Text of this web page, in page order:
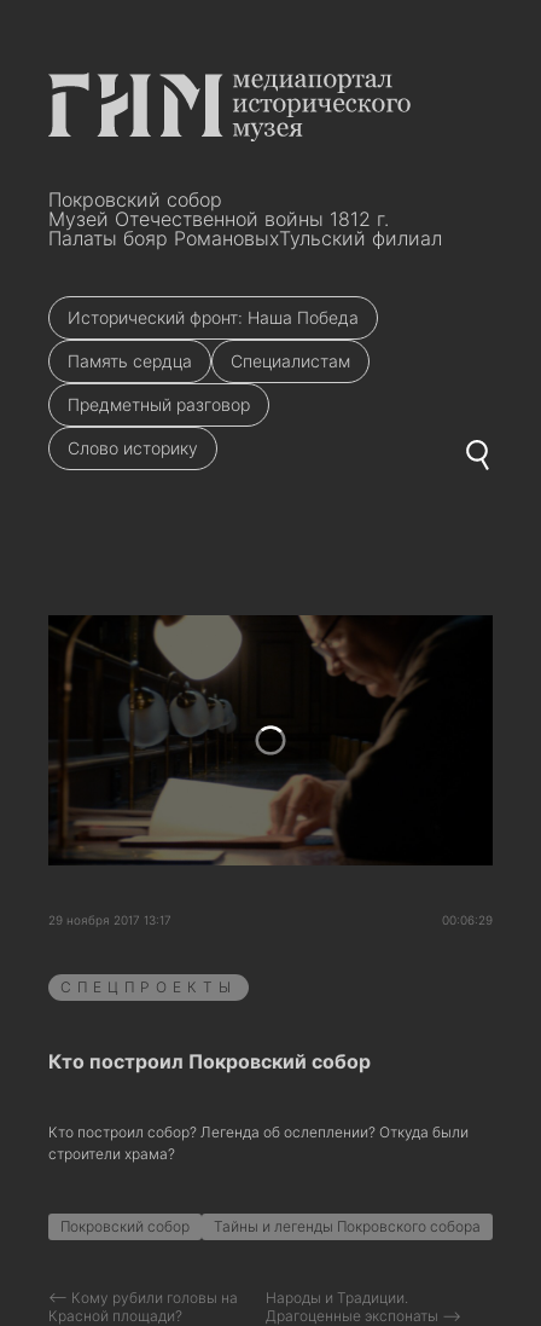
Покровский собор
Музей Отечественной войны 1812 г.
Палаты бояр РомановыхТульский филиал
Исторический фронт: Наша Победа
Память сердца Специалистам
Предметный разговор
Слово историку
29 ноября 2017 13:17 00:06:29
СПЕЦПРОЕКТЫ
Кто построил Покровский собор
Кто построил собор? Легенда об ослеплении? Откуда были
строители храма?
Покровский собор Тайны и легенды Покровского собора
⟵ Кому рубили головы на
Красной площади?
Народы и Традиции.
Драгоценные экспонаты ⟶